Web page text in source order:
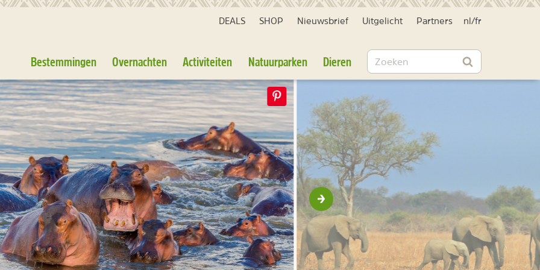
DEALS SHOP Nieuwsbrief Uitgelicht Partners nl /fr
Bestemmingen Overnachten Activiteiten Natuurparken Dieren Zoeken
Zoeken
Volgende